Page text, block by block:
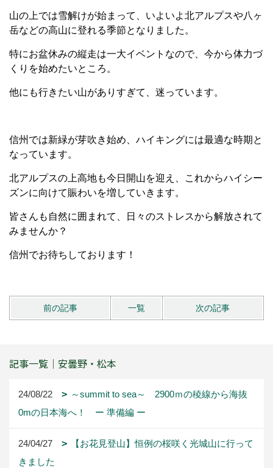
山の上では雪解けが始まって、いよいよ北アルプスや八ヶ
岳などの高山に登れる季節となりました。
特にお盆休みの縦走は一大イベントなので、今から体力づ
くりを始めたいところ。
他にも行きたい山がありすぎて、迷っています。
信州では新緑が芽吹き始め、ハイキングには最適な時期と
なっています。
北アルプスの上高地も今日開山を迎え、これからハイシー
ズンに向けて賑わいを増していきます。
皆さんも自然に囲まれて、日々のストレスから解放されて
みませんか？
信州でお待ちしております！
前の記事 一覧 次の記事
記事一覧｜安曇野・松本
24/08/22
～summit to sea～ 2900ｍの稜線から海抜
0mの日本海へ！ ー 準備編 ー
24/04/27
【お花見登山】恒例の桜咲く光城山に行って
きました